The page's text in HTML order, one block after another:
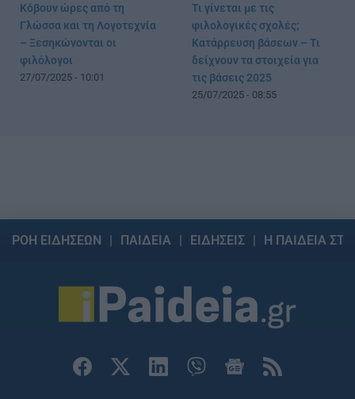
Κόβουν ώρες από τη
Γλώσσα και τη Λογοτεχνία
– Ξεσηκώνονται οι
φιλόλογοι
27/07/2025 - 10:01
Τι γίνεται με τις
φιλολογικές σχολές;
Κατάρρευση βάσεων – Τι
δείχνουν τα στοιχεία για
τις βάσεις 2025
25/07/2025 - 08:55
ΡΟΗ ΕΙΔΗΣΕΩΝ ΠΑΙΔΕΙΑ ΕΙΔΗΣΕΙΣ Η ΠΑΙΔΕΙΑ